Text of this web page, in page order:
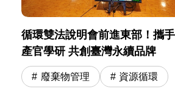
循環雙法說明會前進東部！攜
產官學研 共創臺灣永續品牌
廢棄物管理 資源循環